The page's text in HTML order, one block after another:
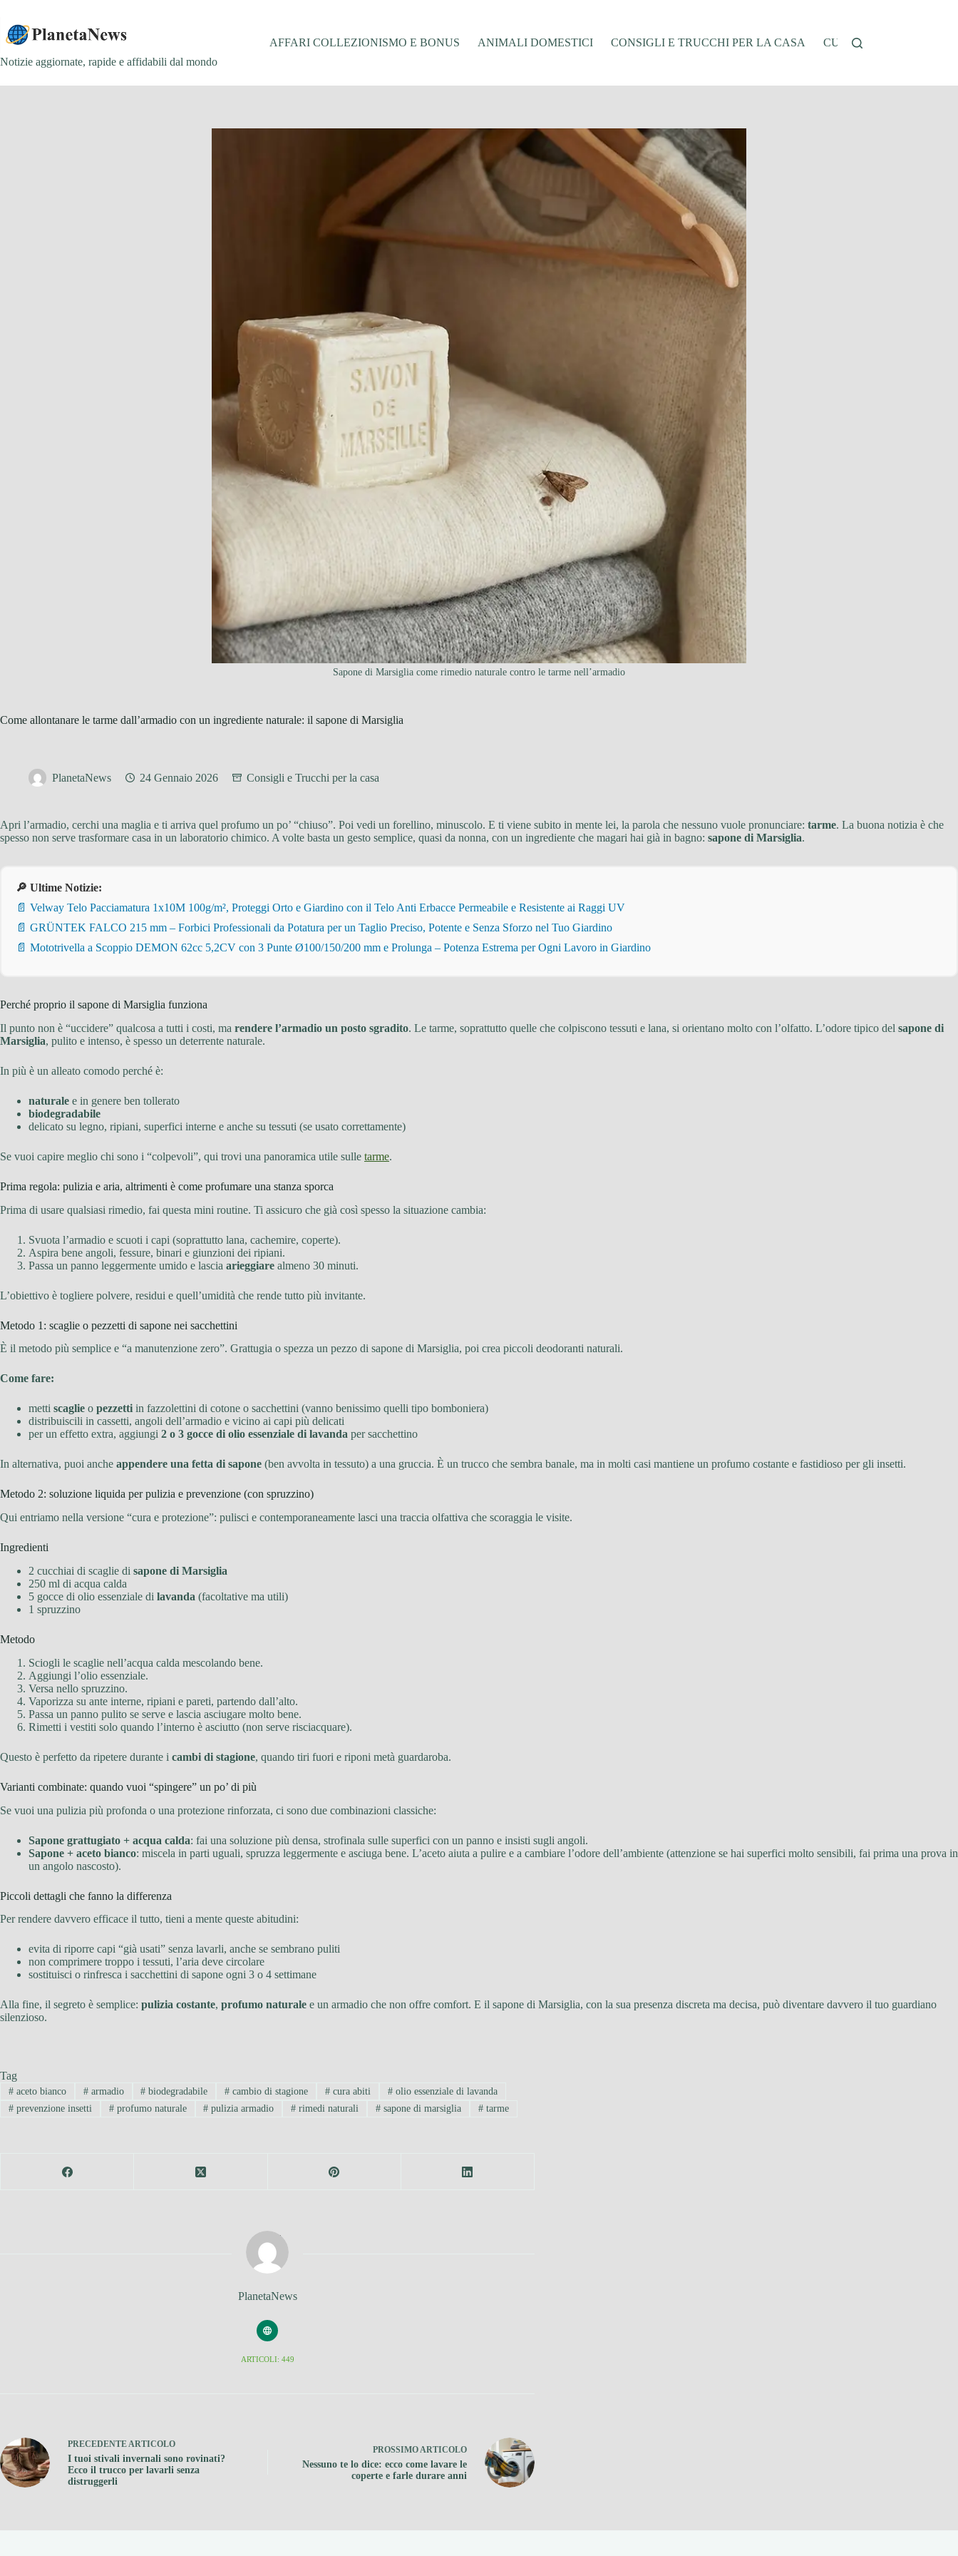
contenuto
Notizie aggiornate, rapide e affidabili dal mondo
AFFARI COLLEZIONISMO E BONUS ANIMALI DOMESTICI CONSIGLI E TRUCCHI PER LA CASA CUCINA E RICETTE
Sapone di Marsiglia come rimedio naturale contro le tarme nell’armadio
Come allontanare le tarme dall’armadio con un ingrediente naturale: il sapone di Marsiglia
PlanetaNews 24 Gennaio 2026 Consigli e Trucchi per la casa
Apri l’armadio, cerchi una maglia e ti arriva quel profumo un po’ “chiuso”. Poi vedi un forellino, minuscolo. E ti viene subito in mente lei, la parola che nessuno vuole pronunciare: tarme. La buona notizia è che
spesso non serve trasformare casa in un laboratorio chimico. A volte basta un gesto semplice, quasi da nonna, con un ingrediente che magari hai già in bagno: sapone di Marsiglia.
🔎 Ultime Notizie:
📄 Velway Telo Pacciamatura 1x10M 100g/m², Proteggi Orto e Giardino con il Telo Anti Erbacce Permeabile e Resistente ai Raggi UV
📄 GRÜNTEK FALCO 215 mm – Forbici Professionali da Potatura per un Taglio Preciso, Potente e Senza Sforzo nel Tuo Giardino
📄 Mototrivella a Scoppio DEMON 62cc 5,2CV con 3 Punte Ø100/150/200 mm e Prolunga – Potenza Estrema per Ogni Lavoro in Giardino
Perché proprio il sapone di Marsiglia funziona
Il punto non è “uccidere” qualcosa a tutti i costi, ma rendere l’armadio un posto sgradito. Le tarme, soprattutto quelle che colpiscono tessuti e lana, si orientano molto con l’olfatto. L’odore tipico del sapone di
Marsiglia, pulito e intenso, è spesso un deterrente naturale.
In più è un alleato comodo perché è:
naturale e in genere ben tollerato
biodegradabile
delicato su legno, ripiani, superfici interne e anche su tessuti (se usato correttamente)
Se vuoi capire meglio chi sono i “colpevoli”, qui trovi una panoramica utile sulle tarme.
Prima regola: pulizia e aria, altrimenti è come profumare una stanza sporca
Prima di usare qualsiasi rimedio, fai questa mini routine. Ti assicuro che già così spesso la situazione cambia:
Svuota l’armadio e scuoti i capi (soprattutto lana, cachemire, coperte).
Aspira bene angoli, fessure, binari e giunzioni dei ripiani.
Passa un panno leggermente umido e lascia arieggiare almeno 30 minuti.
L’obiettivo è togliere polvere, residui e quell’umidità che rende tutto più invitante.
Metodo 1: scaglie o pezzetti di sapone nei sacchettini
È il metodo più semplice e “a manutenzione zero”. Grattugia o spezza un pezzo di sapone di Marsiglia, poi crea piccoli deodoranti naturali.
Come fare:
metti scaglie o pezzetti in fazzolettini di cotone o sacchettini (vanno benissimo quelli tipo bomboniera)
distribuiscili in cassetti, angoli dell’armadio e vicino ai capi più delicati
per un effetto extra, aggiungi 2 o 3 gocce di olio essenziale di lavanda per sacchettino
In alternativa, puoi anche appendere una fetta di sapone (ben avvolta in tessuto) a una gruccia. È un trucco che sembra banale, ma in molti casi mantiene un profumo costante e fastidioso per gli insetti.
Metodo 2: soluzione liquida per pulizia e prevenzione (con spruzzino)
Qui entriamo nella versione “cura e protezione”: pulisci e contemporaneamente lasci una traccia olfattiva che scoraggia le visite.
Ingredienti
2 cucchiai di scaglie di sapone di Marsiglia
250 ml di acqua calda
5 gocce di olio essenziale di lavanda (facoltative ma utili)
1 spruzzino
Metodo
Sciogli le scaglie nell’acqua calda mescolando bene.
Aggiungi l’olio essenziale.
Versa nello spruzzino.
Vaporizza su ante interne, ripiani e pareti, partendo dall’alto.
Passa un panno pulito se serve e lascia asciugare molto bene.
Rimetti i vestiti solo quando l’interno è asciutto (non serve risciacquare).
Questo è perfetto da ripetere durante i cambi di stagione, quando tiri fuori e riponi metà guardaroba.
Varianti combinate: quando vuoi “spingere” un po’ di più
Se vuoi una pulizia più profonda o una protezione rinforzata, ci sono due combinazioni classiche:
Sapone grattugiato + acqua calda: fai una soluzione più densa, strofinala sulle superfici con un panno e insisti sugli angoli.
Sapone + aceto bianco: miscela in parti uguali, spruzza leggermente e asciuga bene. L’aceto aiuta a pulire e a cambiare l’odore dell’ambiente (attenzione se hai superfici molto sensibili, fai prima una prova in
un angolo nascosto).
Piccoli dettagli che fanno la differenza
Per rendere davvero efficace il tutto, tieni a mente queste abitudini:
evita di riporre capi “già usati” senza lavarli, anche se sembrano puliti
non comprimere troppo i tessuti, l’aria deve circolare
sostituisci o rinfresca i sacchettini di sapone ogni 3 o 4 settimane
Alla fine, il segreto è semplice: pulizia costante, profumo naturale e un armadio che non offre comfort. E il sapone di Marsiglia, con la sua presenza discreta ma decisa, può diventare davvero il tuo guardiano
silenzioso.
Tag
#aceto bianco #armadio # biodegradabile # cambio di stagione # cura abiti #olio essenziale di lavanda
#prevenzione insetti #profumo naturale # pulizia armadio # rimedi naturali # sapone di marsiglia #tarme
PlanetaNews
ARTICOLI: 449
PRECEDENTEARTICOLO
I tuoi stivali invernali sono rovinati?
Ecco il trucco per lavarli senza
distruggerli
PROSSIMOARTICOLO
Nessuno te lo dice: ecco come lavare le
coperte e farle durare anni